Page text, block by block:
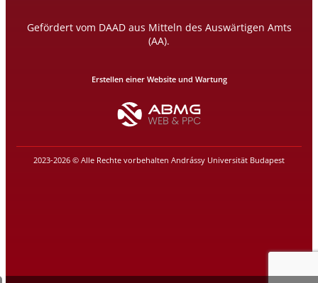
Gefördert vom DAAD aus Mitteln des Auswärtigen Amts
(AA).
2023-2026 © Alle Rechte vorbehalten Andrássy Universität Budapest
Erstellen einer Website und Wartung